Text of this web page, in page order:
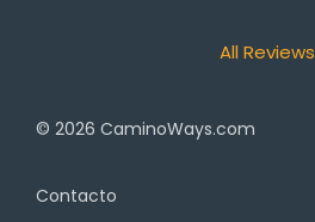
All Reviews
© 2026 CaminoWays.com
Contacto